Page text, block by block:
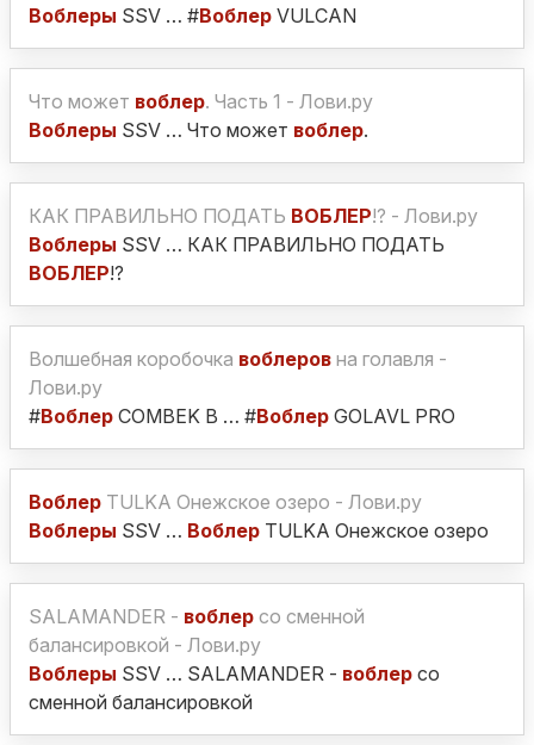
Воблеры SSV … #Воблер VULCAN
Что может воблер. Часть 1 - Лови.ру
Воблеры SSV … Что может воблер.
КАК ПРАВИЛЬНО ПОДАТЬ ВОБЛЕР!? - Лови.ру
Воблеры SSV … КАК ПРАВИЛЬНО ПОДАТЬ
ВОБЛЕР!?
Волшебная коробочка воблеров на голавля -
Лови.ру
#Воблер COMBEK B … #Воблер GOLAVL PRO
Воблер TULKA Онежское озеро - Лови.ру
Воблеры SSV … Воблер TULKA Онежское озеро
SALAMANDER - воблер со сменной
балансировкой - Лови.ру
Воблеры SSV … SALAMANDER - воблер со
сменной балансировкой